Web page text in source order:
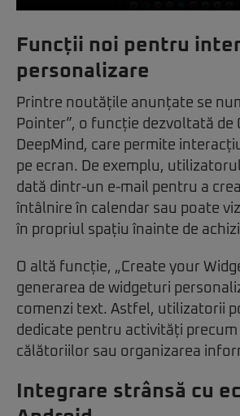
Funcții noi pentru
personalizare
Printre noutățile anunțate se
Pointer”, o funcție dezvoltată de
DeepMind, care permite
pe ecran. De exemplu,
dată dintr-un e-mail pentru a
întâlnire în calendar sau poate
în propriul spațiu înainte de
O altă funcție, „Create your
generarea de widgeturi
comenzi text. Astfel, utilizatorii
dedicate pentru activități
călătoriilor sau organizarea
Integrare strânsă cu